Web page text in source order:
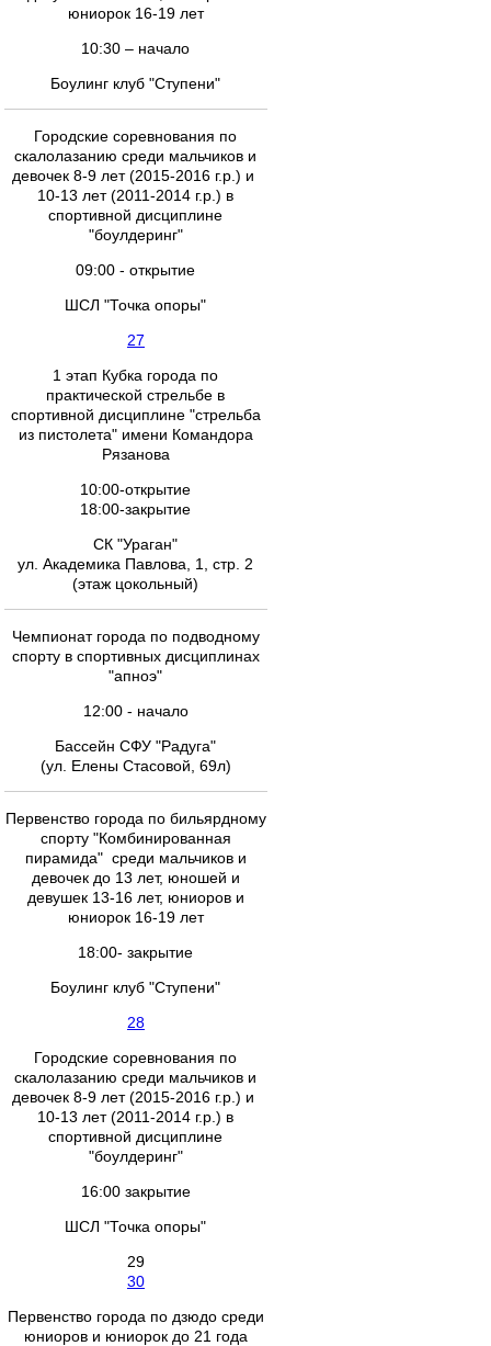
юниорок 16-19 лет
10:30 – начало
Боулинг клуб "Ступени"
Городские соревнования по
скалолазанию среди мальчиков и
девочек 8-9 лет (2015-2016 г.р.) и
10-13 лет (2011-2014 г.р.) в
спортивной дисциплине
"боулдеринг"
09:00 - открытие
ШСЛ "Точка опоры"
27
1 этап Кубка города по
практической стрельбе в
спортивной дисциплине "стрельба
из пистолета" имени Командора
Рязанова
10:00-открытие
18:00-закрытие
СК "Ураган"
ул. Академика Павлова, 1, стр. 2
(этаж цокольный)
Чемпионат города по подводному
спорту в спортивных дисциплинах
"апноэ"
12:00 - начало
Бассейн СФУ "Радуга"
(ул. Елены Стасовой, 69л)
Первенство города по бильярдному
спорту "Комбинированная
пирамида" среди мальчиков и
девочек до 13 лет, юношей и
девушек 13-16 лет, юниоров и
юниорок 16-19 лет
18:00- закрытие
Боулинг клуб "Ступени"
28
Городские соревнования по
скалолазанию среди мальчиков и
девочек 8-9 лет (2015-2016 г.р.) и
10-13 лет (2011-2014 г.р.) в
спортивной дисциплине
"боулдеринг"
16:00 закрытие
ШСЛ "Точка опоры"
29
30
Первенство города по дзюдо среди
юниоров и юниорок до 21 года